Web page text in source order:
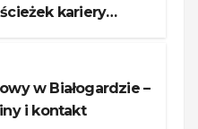
kariery
w Białogardzie –
i kontakt